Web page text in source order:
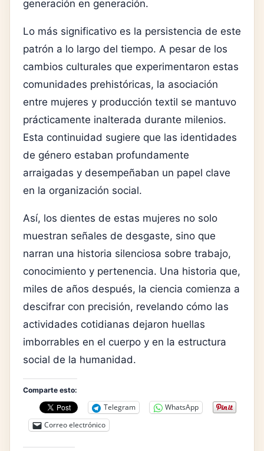
generación en generación.
Lo más significativo es la persistencia de este
patrón a lo largo del tiempo. A pesar de los
cambios culturales que experimentaron estas
comunidades prehistóricas, la asociación
entre mujeres y producción textil se mantuvo
prácticamente inalterada durante milenios.
Esta continuidad sugiere que las identidades
de género estaban profundamente
arraigadas y desempeñaban un papel clave
en la organización social.
Así, los dientes de estas mujeres no solo
muestran señales de desgaste, sino que
narran una historia silenciosa sobre trabajo,
conocimiento y pertenencia. Una historia que,
miles de años después, la ciencia comienza a
descifrar con precisión, revelando cómo las
actividades cotidianas dejaron huellas
imborrables en el cuerpo y en la estructura
social de la humanidad.
Comparte esto:
Telegram
WhatsApp
Correo electrónico